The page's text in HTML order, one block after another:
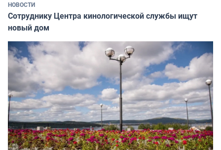
НОВОСТИ
Сотруднику Центра кинологической службы ищут
новый дом